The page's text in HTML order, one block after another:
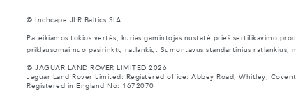
© Inchcape JLR Baltics SIA
Pateikiamos tokios vertės, kurias gamintojas nustatė prieš sertifikavimo
priklausomai nuo pasirinktų ratlankių. Sumontavus standartinius ratlankius,
© JAGUAR LAND ROVER LIMITED 2026
Jaguar Land Rover Limited: Registered office: Abbey Road, Whitley,
Registered in England No: 1672070